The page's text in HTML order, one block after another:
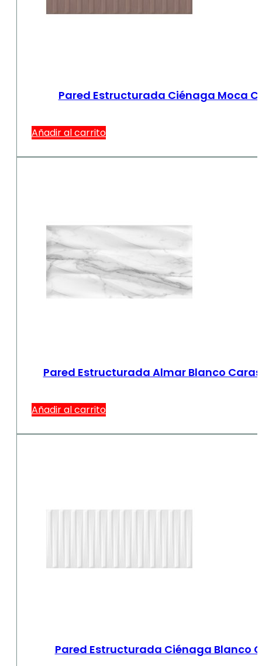
Pared Estructurada Ciénaga Moca
Añadir al carrito
Pared Estructurada Almar Blanco
Añadir al carrito
Pared Estructurada Ciénaga Blanco